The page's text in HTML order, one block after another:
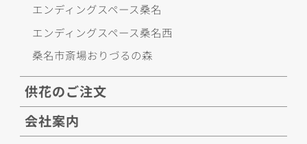
エンディングスペース桑名
エンディングスペース桑名西
桑名市斎場おりづるの森
供花のご注文
会社案内